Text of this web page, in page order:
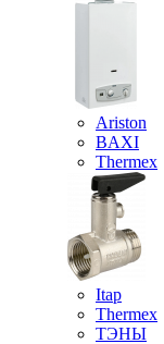
Ariston
BAXI
Thermex
Itap
Thermex
ТЭНЫ